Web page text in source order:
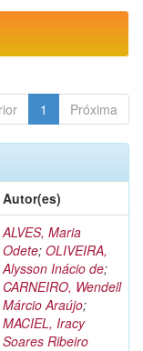
1 Próxima
Autor(es)
ALVES, Maria
Odete; OLIVEIRA,
Alysson Inácio de;
CARNEIRO, Wendell
Márcio Araújo;
MACIEL, Iracy
Soares Ribeiro